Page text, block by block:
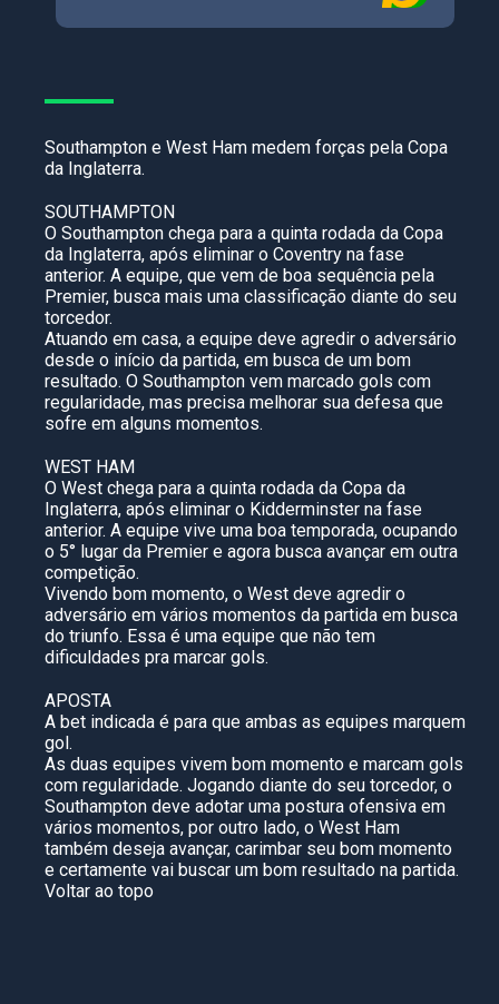
Southampton e West Ham medem forças pela Copa
da Inglaterra.
SOUTHAMPTON
O Southampton chega para a quinta rodada da Copa
da Inglaterra, após eliminar o Coventry na fase
anterior. A equipe, que vem de boa sequência pela
Premier, busca mais uma classificação diante do seu
torcedor.
Atuando em casa, a equipe deve agredir o adversário
desde o início da partida, em busca de um bom
resultado. O Southampton vem marcado gols com
regularidade, mas precisa melhorar sua defesa que
sofre em alguns momentos.
WEST HAM
O West chega para a quinta rodada da Copa da
Inglaterra, após eliminar o Kidderminster na fase
anterior. A equipe vive uma boa temporada, ocupando
o 5° lugar da Premier e agora busca avançar em outra
competição.
Vivendo bom momento, o West deve agredir o
adversário em vários momentos da partida em busca
do triunfo. Essa é uma equipe que não tem
dificuldades pra marcar gols.
APOSTA
A bet indicada é para que ambas as equipes marquem
gol.
As duas equipes vivem bom momento e marcam gols
com regularidade. Jogando diante do seu torcedor, o
Southampton deve adotar uma postura ofensiva em
vários momentos, por outro lado, o West Ham
também deseja avançar, carimbar seu bom momento
e certamente vai buscar um bom resultado na partida.
Voltar ao topo